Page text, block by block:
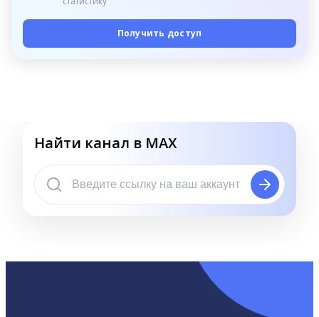
Получить доступ
Найти канал в MAX